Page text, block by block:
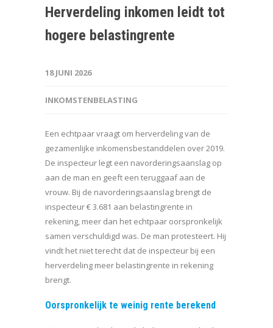
Herverdeling inkomen leidt tot
hogere belastingrente
18 JUNI 2026
INKOMSTENBELASTING
Een echtpaar vraagt om herverdeling van de
gezamenlijke inkomensbestanddelen over 2019.
De inspecteur legt een navorderingsaanslag op
aan de man en geeft een teruggaaf aan de
vrouw. Bij de navorderingsaanslag brengt de
inspecteur € 3.681 aan belastingrente in
rekening, meer dan het echtpaar oorspronkelijk
samen verschuldigd was. De man protesteert. Hij
vindt het niet terecht dat de inspecteur bij een
herverdeling meer belastingrente in rekening
brengt.
Oorspronkelijk te weinig rente berekend